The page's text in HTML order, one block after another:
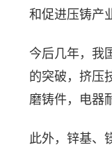
和促进压铸产
今后几年，我
的突破，挤压
磨铸件，电器
此外，锌基、